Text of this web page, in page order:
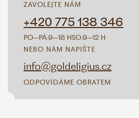
ZAVOLEJTE NÁM
+420 775 138 346
PO–PÁ:9–18 HSO:9–12 H
NEBO NÁM NAPIŠTE
info@goldeligius.cz
ODPOVÍDÁME OBRATEM